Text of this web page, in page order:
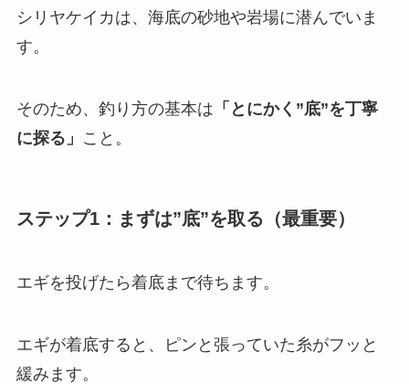
シリヤケイカは、海底の砂地や岩場に潜んでいま
す。
そのため、釣り方の基本は 「とにかく”底”を丁寧
に探る」 こと。
ステップ1：まずは”底”を取る（最重要）
エギを投げたら着底まで待ちます。
エギが着底すると、ピンと張っていた糸がフッと
緩みます。